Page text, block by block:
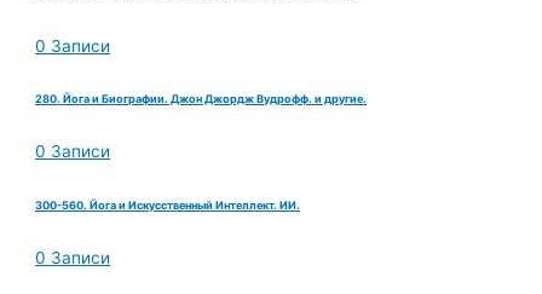
0 Записи
280. Йога и Биографии. Джон Джордж Вудрофф. и другие.
0 Записи
300-560. Йога и Искусственный Интеллект. ИИ.
0 Записи